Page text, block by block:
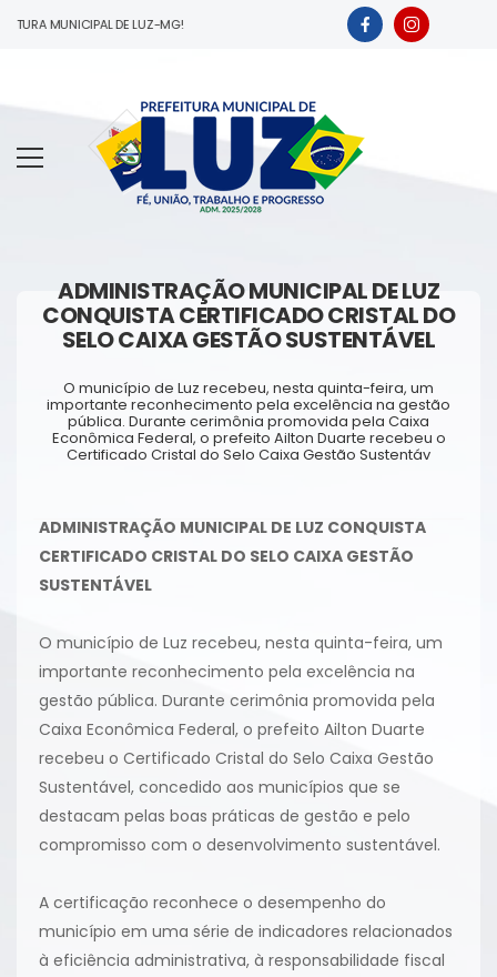
MUNICIPAL DE LUZ-MG!
ADMINISTRAÇÃO MUNICIPAL DE LUZ
CONQUISTA CERTIFICADO CRISTAL DO
SELO CAIXA GESTÃO SUSTENTÁVEL
O município de Luz recebeu, nesta quinta-feira, um
importante reconhecimento pela excelência na gestão
pública. Durante cerimônia promovida pela Caixa
Econômica Federal, o prefeito Ailton Duarte recebeu o
Certificado Cristal do Selo Caixa Gestão Sustentáv
ADMINISTRAÇÃO MUNICIPAL DE LUZ CONQUISTA
CERTIFICADO CRISTAL DO SELO CAIXA GESTÃO
SUSTENTÁVEL
O município de Luz recebeu, nesta quinta-feira, um
importante reconhecimento pela excelência na
gestão pública. Durante cerimônia promovida pela
Caixa Econômica Federal, o prefeito Ailton Duarte
recebeu o Certificado Cristal do Selo Caixa Gestão
Sustentável, concedido aos municípios que se
destacam pelas boas práticas de gestão e pelo
compromisso com o desenvolvimento sustentável.
A certificação reconhece o desempenho do
município em uma série de indicadores relacionados
à eficiência administrativa, à responsabilidade fiscal